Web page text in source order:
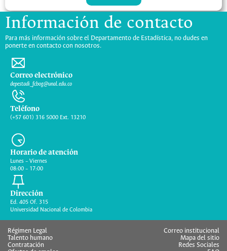
Información de contacto
Para más información sobre el Departamento de Estadística, no dudes en
ponerte en contacto con nosotros.
Correo electrónico
depestadi_fcbog@unal.edu.co
Teléfono
(+57 601) 316 5000 Ext. 13210
Horario de atención
Lunes – Viernes
08:00 – 17:00
Dirección
Ed. 405 Of. 315
Universidad Nacional de Colombia
Régimen Legal
Talento humano
Contratación
Correo institucional
Mapa del sitio
Redes Sociales